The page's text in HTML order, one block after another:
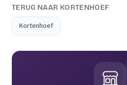
TERUG NAAR KORTENHOEF
Kortenhoef